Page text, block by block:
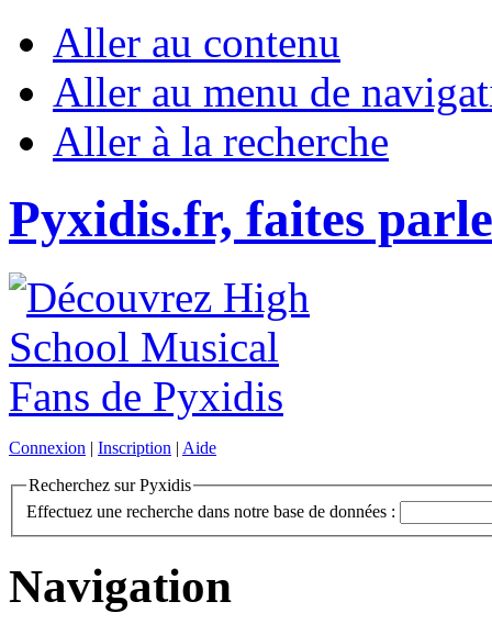
Aller au contenu
Aller au menu de
Aller à la recherche
Pyxidis.fr, faites
Connexion | Inscription | Aide
Recherchez sur Pyxidis
Effectuez une recherche dans notre base de données :
Navigation